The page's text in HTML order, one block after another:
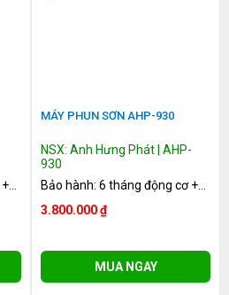
MÁY PHUN SƠN AHP-930
NSX: Anh Hưng Phát | AHP-
930
3.800.000 ₫
MUA NGAY